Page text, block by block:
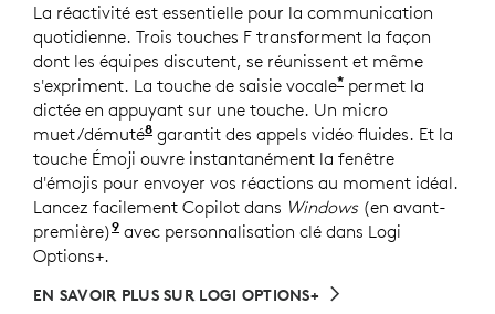
La réactivité est essentielle pour la communication
quotidienne. Trois touches F transforment la façon
dont les équipes discutent, se réunissent et même
s'expriment. La touche de saisie vocale* permet la
dictée en appuyant sur une touche. Un micro
muet/démuté8 Nécessite le logiciel Logi Options+,
garantit des appels vidéo fluides. Et la
touche Émoji ouvre instantanément la fenêtre
d'émojis pour envoyer vos réactions au moment idéal.
Lancez facilement Copilot dans Windows(en avant-
première)9 Copilot dans Windows (en avant-
avec personnalisation clé dans Logi
Options+.
EN SAVOIR PLUS SUR LOGI OPTIONS+